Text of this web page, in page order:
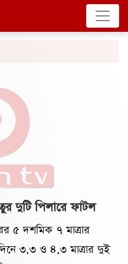
দুটি পিলারে ফাটল
৫ দশমিক ৭ মাত্রার
৩.৩ ও ৪.৩ মাত্রার দুই